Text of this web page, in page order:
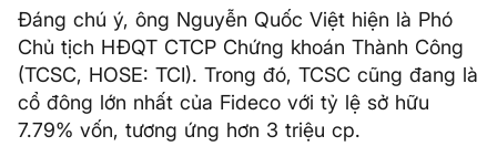
Đáng chú ý, ông Nguyễn Quốc Việt hiện là Phó
Chủ tịch HĐQT CTCP Chứng khoán Thành Công
(TCSC, HOSE: TCI). Trong đó, TCSC cũng đang là
cổ đông lớn nhất của Fideco với tỷ lệ sở hữu
7.79% vốn, tương ứng hơn 3 triệu cp.